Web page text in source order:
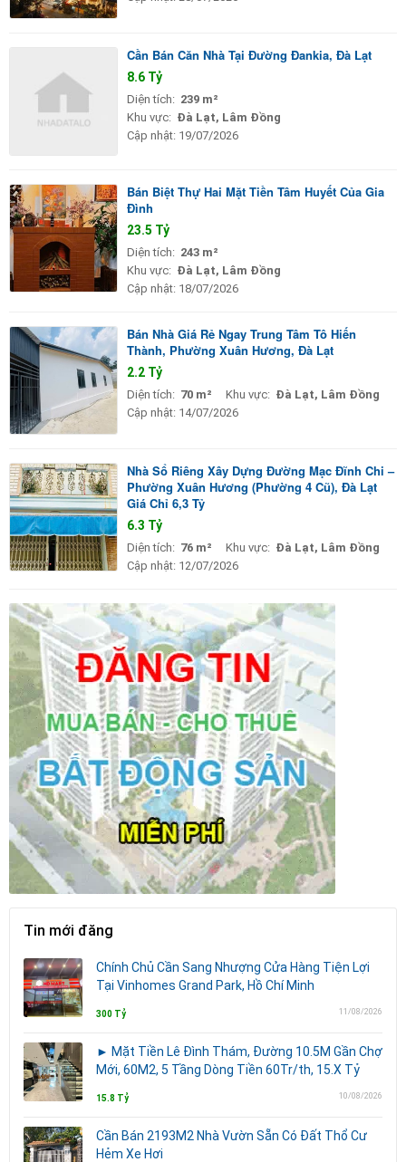
Cần Bán Căn Nhà Tại Đường Đankia, Đà Lạt
8.6 Tỷ
Diện tích: 239 m²
Khu vực: Đà Lạt, Lâm Đồng
Cập nhật: 19/07/2026
Bán Biệt Thự Hai Mặt Tiền Tâm Huyết Của Gia
Đình
23.5 Tỷ
Diện tích: 243 m²
Khu vực: Đà Lạt, Lâm Đồng
Cập nhật: 18/07/2026
Bán Nhà Giá Rẻ Ngay Trung Tâm Tô Hiến
Thành, Phường Xuân Hương, Đà Lạt
2.2 Tỷ
Diện tích: 70 m² Khu vực: Đà Lạt, Lâm Đồng
Cập nhật: 14/07/2026
Nhà Sổ Riêng Xây Dựng Đường Mạc Đĩnh Chi –
Phường Xuân Hương (Phường 4 Cũ), Đà Lạt
Giá Chỉ 6,3 Tỷ
6.3 Tỷ
Diện tích: 76 m² Khu vực: Đà Lạt, Lâm Đồng
Cập nhật: 12/07/2026
Tin mới đăng
Chính Chủ Cần Sang Nhượng Cửa Hàng Tiện Lợi
Tại Vinhomes Grand Park, Hồ Chí Minh
300 Tỷ 11/08/2026
► Mặt Tiền Lê Đình Thám, Đường 10.5M Gần Chợ
Mới, 60M2, 5 Tầng Dòng Tiền 60Tr/th, 15.X Tỷ
15.8 Tỷ 10/08/2026
Cần Bán 2193M2 Nhà Vườn Sẵn Có Đất Thổ Cư
Hẻm Xe Hơi